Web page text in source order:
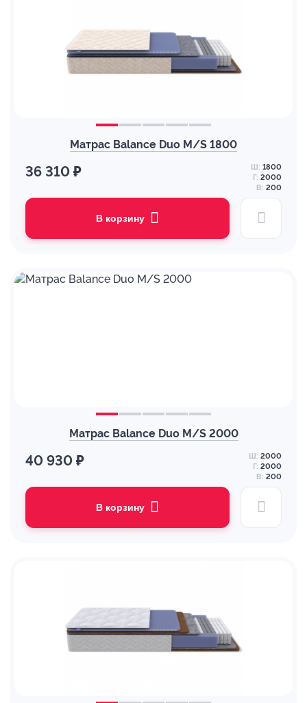
Матрас Balance Duo M/S 1800
36 310 ₽ Ш: 1800
Г: 2000
В: 200
В корзину
Матрас Balance Duo M/S 2000
40 930 ₽ Ш: 2000
Г: 2000
В: 200
В корзину